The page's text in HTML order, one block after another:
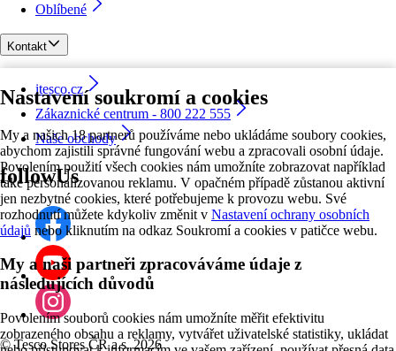
Nastavení soukromí a cookies
My a našich 18 partnerů používáme nebo ukládáme soubory cookies,
abychom zajistili správné fungování webu a zpracovali osobní údaje.
Povolením použití všech cookies nám umožníte zobrazovat například
také personalizovanou reklamu. V opačném případě zůstanou aktivní
jen nezbytné cookies, které potřebujeme k provozu webu. Své
rozhodnutí můžete kdykoliv změnit v Nastavení ochrany osobních
údajů nebo kliknutím na odkaz Soukromí a cookies v patičce webu.
My a naši partneři zpracováváme údaje z
následujících důvodů
Povolením souborů cookies nám umožníte měřit efektivitu
zobrazeného obsahu a reklamy, vytvářet uživatelské statistiky, ukládat
Oblíbené
Kontakt
itesco.cz
Zákaznické centrum - 800 222 555
Naše obchody
followUs
©Tesco Stores ČR a.s. 2026